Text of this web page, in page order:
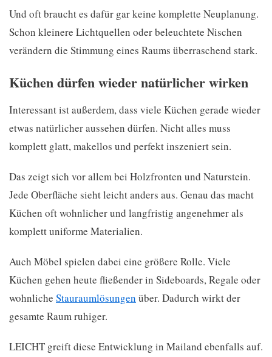
Und oft braucht es dafür gar keine komplette Neuplanung.
Schon kleinere Lichtquellen oder beleuchtete Nischen
verändern die Stimmung eines Raums überraschend stark.
Küchen dürfen wieder natürlicher wirken
Interessant ist außerdem, dass viele Küchen gerade wieder
etwas natürlicher aussehen dürfen. Nicht alles muss
komplett glatt, makellos und perfekt inszeniert sein.
Das zeigt sich vor allem bei Holzfronten und Naturstein.
Jede Oberfläche sieht leicht anders aus. Genau das macht
Küchen oft wohnlicher und langfristig angenehmer als
komplett uniforme Materialien.
Auch Möbel spielen dabei eine größere Rolle. Viele
Küchen gehen heute fließender in Sideboards, Regale oder
wohnliche Stauraumlösungen über. Dadurch wirkt der
gesamte Raum ruhiger.
LEICHT greift diese Entwicklung in Mailand ebenfalls auf.